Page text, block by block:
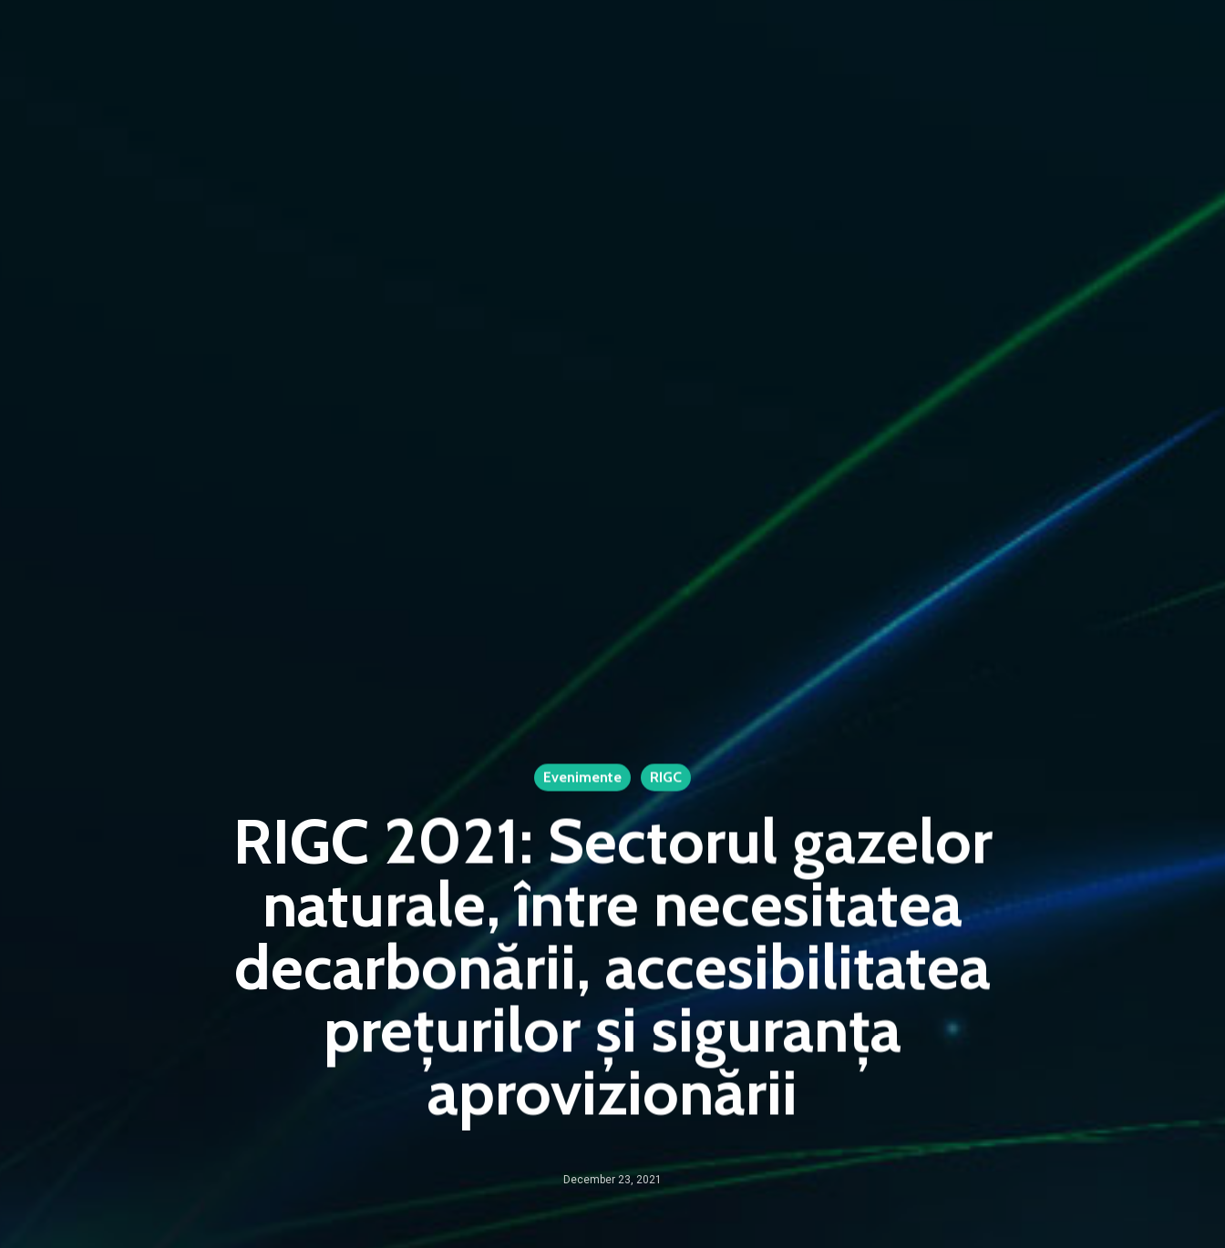
Evenimente RIGC
RIGC 2021: Sectorul gazelor
naturale, între necesitatea
decarbonării, accesibilitatea
prețurilor și siguranța
aprovizionării
December 23, 2021